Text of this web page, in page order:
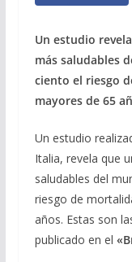
Un estudio
más saludables
ciento el riesgo
mayores de 65
Un estudio
Italia, revela que
saludables del
riesgo de
años. Estas son
publicado en el